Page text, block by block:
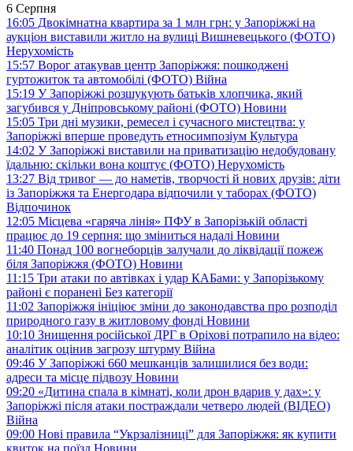
6 Серпня
16:05 Двокімнатна квартира за 1 млн грн: у Запоріжжі на
аукціон виставили житло на вулиці Вишневецького (ФОТО)
Нерухомість
15:57 Ворог атакував центр Запоріжжя: пошкоджені
гуртожиток та автомобілі (ФОТО) Війна
15:19 У Запоріжжі розшукують батьків хлопчика, який
загубився у Дніпровському районі (ФОТО) Новини
15:05 Три дні музики, ремесел і сучасного мистецтва: у
Запоріжжі вперше проведуть етносимпозіум Культура
14:02 У Запоріжжі виставили на приватизацію недобудовану
їдальню: скільки вона коштує (ФОТО) Нерухомість
13:27 Від тривог — до наметів, творчості й нових друзів: діти
із Запоріжжя та Енергодара відпочили у таборах (ФОТО)
Відпочинок
12:05 Місцева «гаряча лінія» ПФУ в Запорізькій області
працює до 19 серпня: що зміниться надалі Новини
11:40 Понад 100 вогнеборців залучали до ліквідації пожеж
біля Запоріжжя (ФОТО) Новини
11:15 Три атаки по автівках і удар КАБами: у Запорізькому
районі є поранені Без категорії
11:02 Запоріжжя ініціює зміни до законодавства про розподіл
природного газу в житловому фонді Новини
10:10 Знищення російської ДРГ в Оріхові потрапило на відео:
аналітик оцінив загрозу штурму Війна
09:46 У Запоріжжі 660 мешканців залишилися без води:
адреси та місце підвозу Новини
09:20 «Дитина спала в кімнаті, коли дрон вдарив у дах»: у
Запоріжжі після атаки постраждали четверо людей (ВІДЕО)
Війна
09:00 Нові правила “Укрзалізниці” для Запоріжжя: як купити
квиток на поїзд Новини